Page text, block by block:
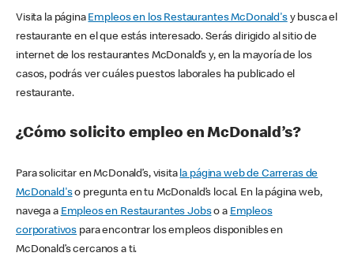
Visita la página Empleos en los Restaurantes McDonald'sy busca el
restaurante en el que estás interesado. Serás dirigido al sitio de
internet de los restaurantes McDonald’s y, en la mayoría de los
casos, podrás ver cuáles puestos laborales ha publicado el
restaurante.
¿Cómo solicito empleo en McDonald’s?
Para solicitar en McDonald’s, visita la página web de Carreras de
McDonald'so pregunta en tu McDonald’s local. En la página web,
navega a Empleos en Restaurantes Jobso a Empleos
corporativos para encontrar los empleos disponibles en
McDonald’s cercanos a ti.